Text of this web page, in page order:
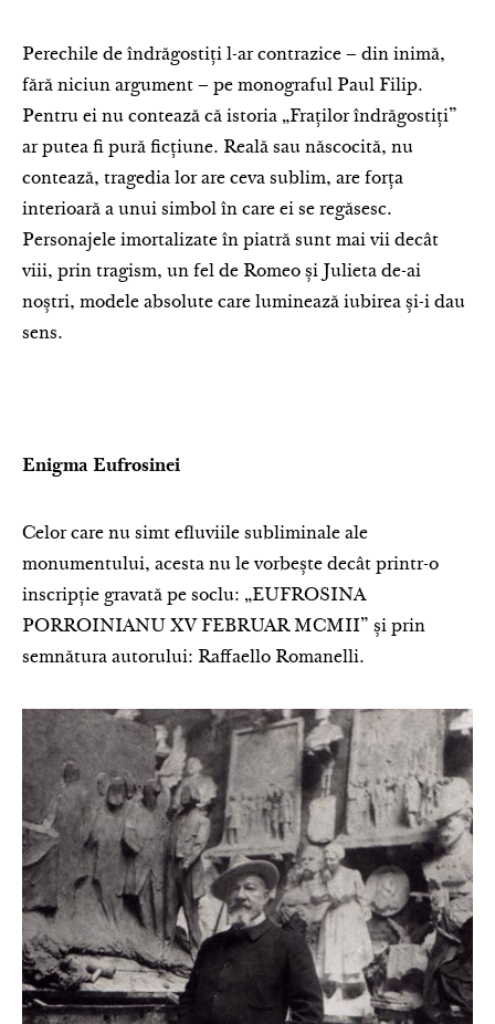
Perechile de îndrăgostiți l-ar contrazice – din inimă,
fără niciun argument – pe monograful Paul Filip.
Pentru ei nu contează că istoria „Fraților îndrăgostiți”
ar putea fi pură ficțiune. Reală sau născocită, nu
contează, tragedia lor are ceva sublim, are forța
interioară a unui simbol în care ei se regăsesc.
Personajele imortalizate în piatră sunt mai vii decât
viii, prin tragism, un fel de Romeo și Julieta de-ai
noștri, modele absolute care luminează iubirea și-i dau
sens.
Enigma Eufrosinei
Celor care nu simt efluviile subliminale ale
monumentului, acesta nu le vorbește decât printr-o
inscripție gravată pe soclu: „EUFROSINA
PORROINIANU XV FEBRUAR MCMII” și prin
semnătura autorului: Raffaello Romanelli.